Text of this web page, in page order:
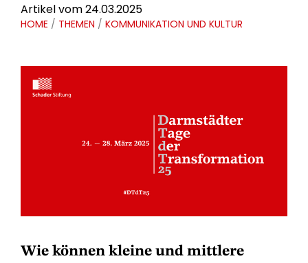
Artikel vom 24.03.2025
HOME / THEMEN / KOMMUNIKATION UND KULTUR
Wie können kleine und mittlere